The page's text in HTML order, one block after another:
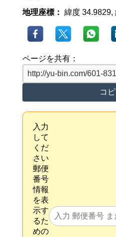
地理座標： 緯度 34.9829,
ページを共有：
コ
入力
して
くだ
さい
郵便
番号
情報
を表
示す
るた
めの